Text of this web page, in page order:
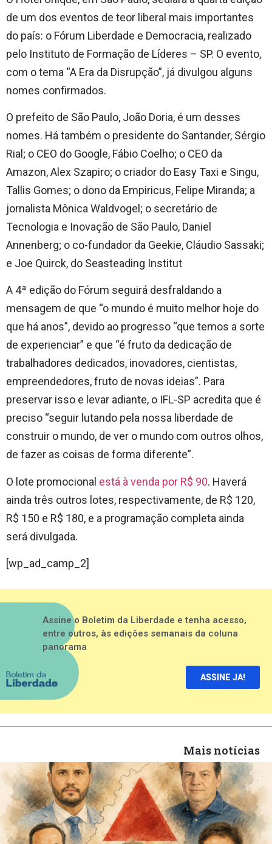
de um dos eventos de teor liberal mais importantes
do país: o Fórum Liberdade e Democracia, realizado
pelo Instituto de Formação de Líderes – SP. O evento,
com o tema “A Era da Disrupção”, já divulgou alguns
nomes confirmados.
O prefeito de São Paulo, João Doria, é um desses
nomes. Há também o presidente do Santander, Sérgio
Rial; o CEO do Google, Fábio Coelho; o CEO da
Amazon, Alex Szapiro; o criador do Easy Taxi e Singu,
Tallis Gomes; o dono da Empiricus, Felipe Miranda; a
jornalista Mônica Waldvogel; o secretário de
Tecnologia e Inovação de São Paulo, Daniel
Annenberg; o co-fundador da Geekie, Cláudio Sassaki;
e Joe Quirck, do Seasteading Institut
A 4ª edição do Fórum seguirá desfraldando a
mensagem de que “o mundo é muito melhor hoje do
que há anos”, devido ao progresso “que temos a sorte
de experienciar” e que “é fruto da dedicação de
trabalhadores dedicados, inovadores, cientistas,
empreendedores, fruto de novas ideias”. Para
preservar isso e levar adiante, o IFL-SP acredita que é
preciso “seguir lutando pela nossa liberdade de
construir o mundo, de ver o mundo com outros olhos,
de fazer as coisas de forma diferente”.
O lote promocional está à venda por R$ 90. Haverá
ainda três outros lotes, respectivamente, de R$ 120,
R$ 150 e R$ 180, e a programação completa ainda
será divulgada.
[wp_ad_camp_2]
Assine o Boletim da Liberdade e tenha acesso,
entre outros, às edições semanais da coluna
panorama
ASSINE JA!
Mais notícias